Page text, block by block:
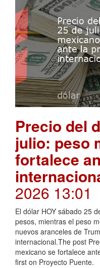
Precio del
julio: peso
fortalece
2026 13:01
El dólar HOY sábado 25
pesos, mientras el peso
nuevos aranceles de
internacional.The post
mexicano se fortalece
first on Proyecto Puente.